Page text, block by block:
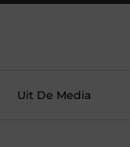
Uit De Media